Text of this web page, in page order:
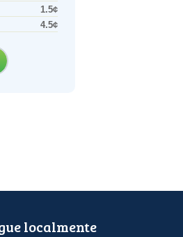
1.5¢
4.5¢
localmente